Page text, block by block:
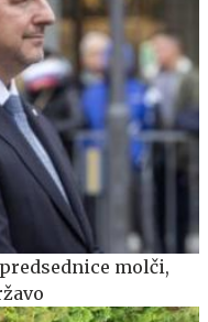
molči,